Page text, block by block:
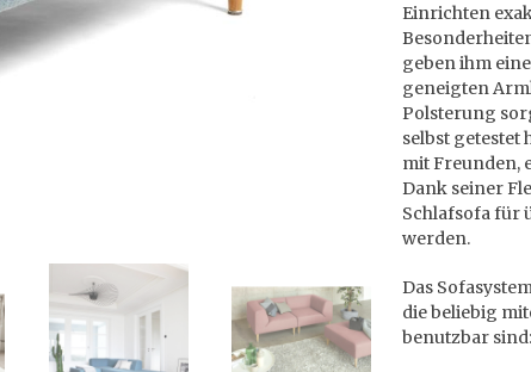
Einrichten
geben ihm
geneigten
Polsterung
selbst getestet
mit Freunden,
Dank seiner
Schlafsofa für
werden.
Das
die beliebig
benutzbar sind: